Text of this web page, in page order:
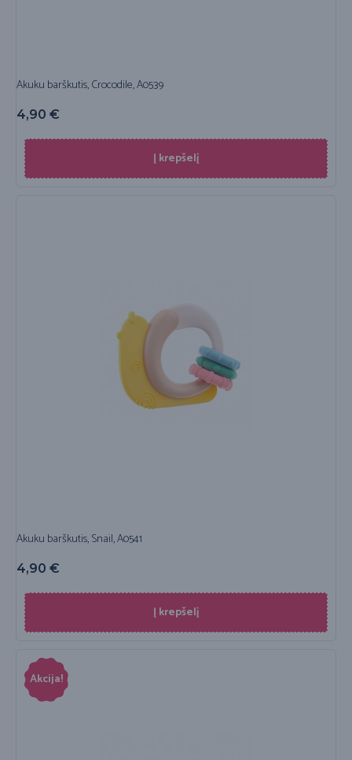
Akuku barškutis, Crocodile, A0539
4,90 €
Į krepšelį
Akuku barškutis, Snail, A0541
4,90 €
Į krepšelį
Akcija!